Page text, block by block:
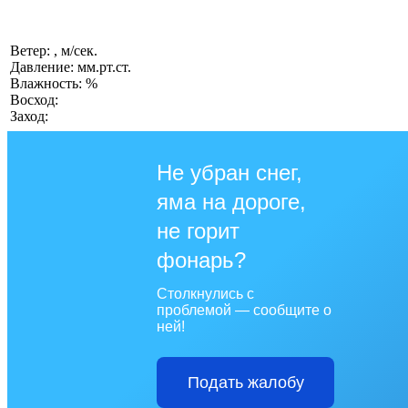
Ветер: , м/сек.
Давление: мм.рт.ст.
Влажность: %
Восход:
Заход:
Не убран снег,
яма на дороге,
не горит
фонарь?
Столкнулись с
проблемой — сообщите о
ней!
Подать жалобу